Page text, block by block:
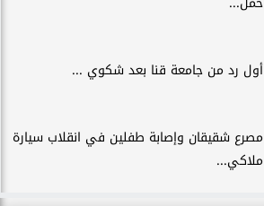
أول رد من جامعة قنا بعد شكوي ...
مصرع شقيقان وإصابة طفلين في انقلاب سيارة
ملاكي...